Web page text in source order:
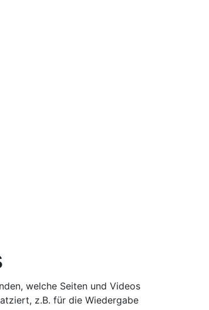
welche Seiten und Videos
z.B. für die Wiedergabe